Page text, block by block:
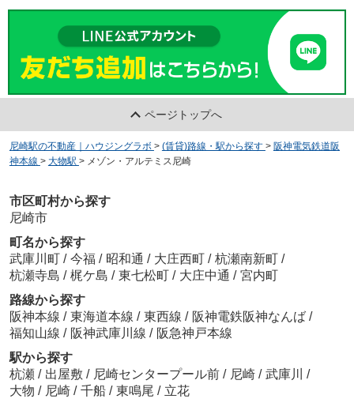
ページトップへ
尼崎駅の不動産｜ハウジングラボ > (賃貸)路線・駅から探す > 阪神電気鉄道阪
神本線 > 大物駅 > メゾン・アルテミス尼崎
市区町村から探す
尼崎市
町名から探す
武庫川町 / 今福 / 昭和通 / 大庄西町 / 杭瀬南新町 /
杭瀬寺島 / 梶ケ島 / 東七松町 / 大庄中通 / 宮内町
路線から探す
阪神本線 / 東海道本線 / 東西線 / 阪神電鉄阪神なんば /
福知山線 / 阪神武庫川線 / 阪急神戸本線
駅から探す
杭瀬 / 出屋敷 / 尼崎センタープール前 / 尼崎 / 武庫川
/
大物 / 尼崎 / 千船 / 東鳴尾 / 立花